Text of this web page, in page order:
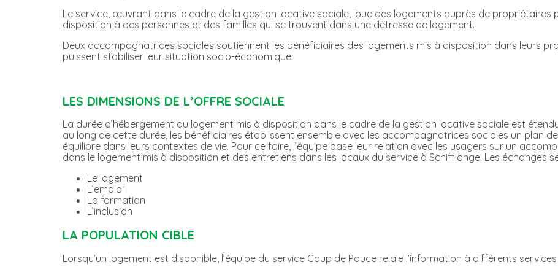
Le service, œuvrant dans le cadre de la gestion locative sociale, loue des logements auprès de propriétaires
disposition à des personnes et des familles qui se trouvent dans une détresse de logement.
Deux accompagnatrices sociales soutiennent les bénéficiaires des logements mis à disposition dans leurs
puissent stabiliser leur situation socio-économique.
LES DIMENSIONS DE L’OFFRE SOCIALE
La durée d’hébergement du logement mis à disposition dans le cadre de la gestion locative sociale est
au long de cette durée, les bénéficiaires établissent ensemble avec les accompagnatrices sociales un plan
équilibre dans leurs contextes de vie. Pour ce faire, l’équipe base leur relation avec les usagers sur un
dans le logement mis à disposition et des entretiens dans les locaux du service à Schifflange. Les échanges
Le logement
L’emploi
La formation
L’inclusion
LA POPULATION CIBLE
Lorsqu’un logement est disponible, l’équipe du service Coup de Pouce relaie l’information à différents